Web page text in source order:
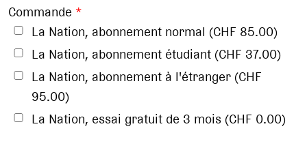
Commande *
La Nation, abonnement normal (CHF 85.00)
La Nation, abonnement étudiant (CHF 37.00)
La Nation, abonnement à l'étranger (CHF
95.00)
La Nation, essai gratuit de 3 mois (CHF 0.00)